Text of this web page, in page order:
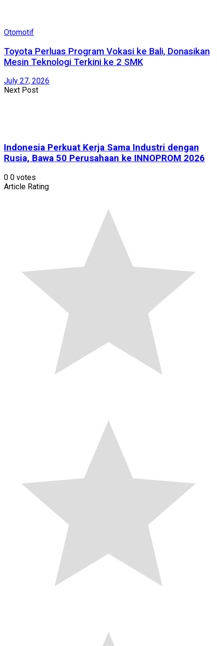
Otomotif
Toyota Perluas Program Vokasi ke Bali, Donasikan
Mesin Teknologi Terkini ke 2 SMK
July 27, 2026
Next Post
Indonesia Perkuat Kerja Sama Industri dengan
Rusia, Bawa 50 Perusahaan ke INNOPROM 2026
0 0 votes
Article Rating